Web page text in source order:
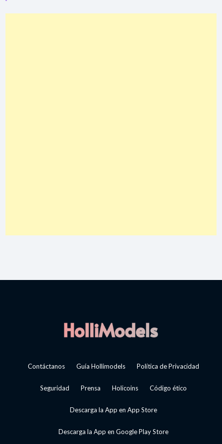
Contáctanos Guía Hollimodels Política de Privacidad
Seguridad Prensa Holicoins Código ético
Descarga la App en App Store
Descarga la App en Google Play Store